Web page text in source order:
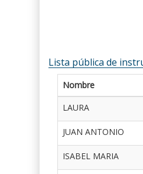
Lista pública de
Nombre
LAURA
JUAN ANTONIO
ISABEL MARIA